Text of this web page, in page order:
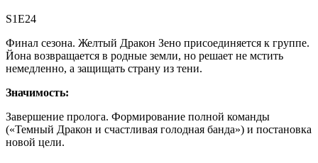
S1E24
Финал сезона. Желтый Дракон Зено присоединяется к группе.
Йона возвращается в родные земли, но решает не мстить
немедленно, а защищать страну из тени.
Значимость:
Завершение пролога. Формирование полной команды
(«Темный Дракон и счастливая голодная банда») и постановка
новой цели.